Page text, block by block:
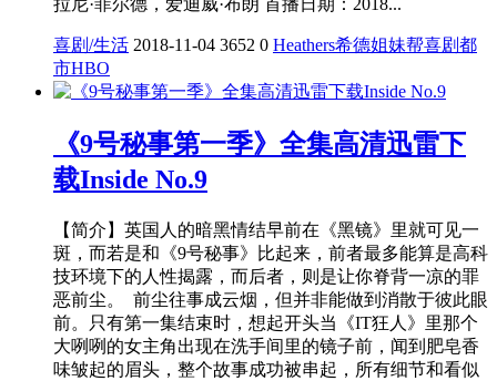
拉尼·菲尔德，爱迪威·布朗 首播日期：2018...
喜剧/生活 2018-11-04 3652 0 Heathers希德姐妹帮喜剧都
市HBO
《9号秘事第一季》全集高清迅雷下
载Inside No.9
【简介】英国人的暗黑情结早前在《黑镜》里就可见一
斑，而若是和《9号秘事》比起来，前者最多能算是高科
技环境下的人性揭露，而后者，则是让你脊背一凉的罪
恶前尘。 前尘往事成云烟，但并非能做到消散于彼此眼
前。只有第一集结束时，想起开头当《IT狂人》里那个
大咧咧的女主角出现在洗手间里的镜子前，闻到肥皂香
味皱起的眉头，整个故事成功被串起，所有细节和看似